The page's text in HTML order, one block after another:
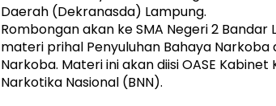
Daerah (Dekranasda) Lampung.
Rombongan akan ke SMA Negeri 2
materi prihal Penyuluhan Bahaya Narkoba
Narkoba. Materi ini akan diisi OASE
Narkotika Nasional (BNN).